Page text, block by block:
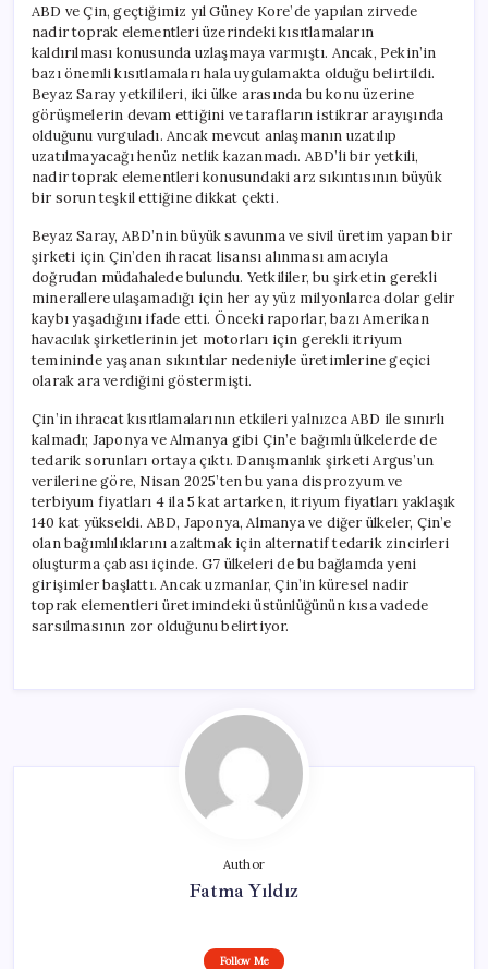
ABD ve Çin, geçtiğimiz yıl Güney Kore’de yapılan zirvede
nadir toprak elementleri üzerindeki kısıtlamaların
kaldırılması konusunda uzlaşmaya varmıştı. Ancak, Pekin’in
bazı önemli kısıtlamaları hala uygulamakta olduğu belirtildi.
Beyaz Saray yetkilileri, iki ülke arasında bu konu üzerine
görüşmelerin devam ettiğini ve tarafların istikrar arayışında
olduğunu vurguladı. Ancak mevcut anlaşmanın uzatılıp
uzatılmayacağı henüz netlik kazanmadı. ABD’li bir yetkili,
nadir toprak elementleri konusundaki arz sıkıntısının büyük
bir sorun teşkil ettiğine dikkat çekti.
Beyaz Saray, ABD’nin büyük savunma ve sivil üretim yapan bir
şirketi için Çin’den ihracat lisansı alınması amacıyla
doğrudan müdahalede bulundu. Yetkililer, bu şirketin gerekli
minerallere ulaşamadığı için her ay yüz milyonlarca dolar gelir
kaybı yaşadığını ifade etti. Önceki raporlar, bazı Amerikan
havacılık şirketlerinin jet motorları için gerekli itriyum
temininde yaşanan sıkıntılar nedeniyle üretimlerine geçici
olarak ara verdiğini göstermişti.
Çin’in ihracat kısıtlamalarının etkileri yalnızca ABD ile sınırlı
kalmadı; Japonya ve Almanya gibi Çin’e bağımlı ülkelerde de
tedarik sorunları ortaya çıktı. Danışmanlık şirketi Argus’un
verilerine göre, Nisan 2025’ten bu yana disprozyum ve
terbiyum fiyatları 4 ila 5 kat artarken, itriyum fiyatları yaklaşık
140 kat yükseldi. ABD, Japonya, Almanya ve diğer ülkeler, Çin’e
olan bağımlılıklarını azaltmak için alternatif tedarik zincirleri
oluşturma çabası içinde. G7 ülkeleri de bu bağlamda yeni
girişimler başlattı. Ancak uzmanlar, Çin’in küresel nadir
toprak elementleri üretimindeki üstünlüğünün kısa vadede
sarsılmasının zor olduğunu belirtiyor.
Author
Fatma Yıldız
Follow Me